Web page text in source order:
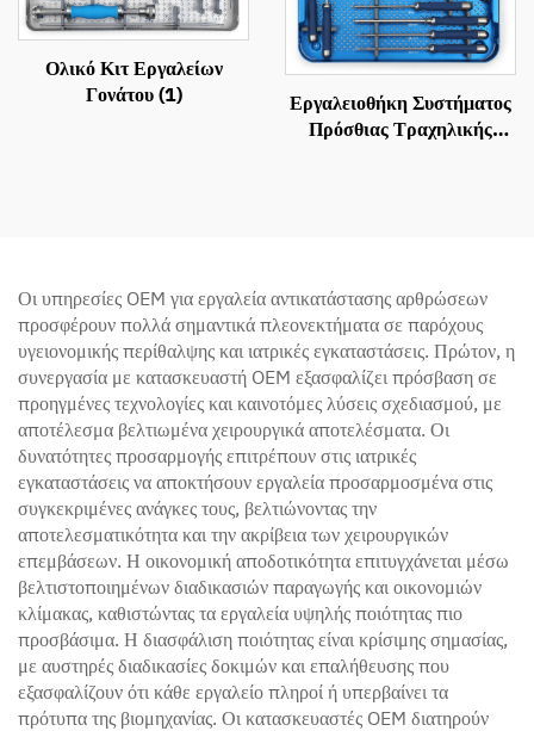
Ολικό Κιτ Εργαλείων
Γονάτου (1)
Εργαλειοθήκη Συστήματος
Πρόσθιας Τραχηλικής
Οι υπηρεσίες OEM για εργαλεία αντικατάστασης αρθρώσεων
προσφέρουν πολλά σημαντικά πλεονεκτήματα σε παρόχους
υγειονομικής περίθαλψης και ιατρικές εγκαταστάσεις. Πρώτον, η
συνεργασία με κατασκευαστή OEM εξασφαλίζει πρόσβαση σε
προηγμένες τεχνολογίες και καινοτόμες λύσεις σχεδιασμού, με
αποτέλεσμα βελτιωμένα χειρουργικά αποτελέσματα. Οι
δυνατότητες προσαρμογής επιτρέπουν στις ιατρικές
εγκαταστάσεις να αποκτήσουν εργαλεία προσαρμοσμένα στις
συγκεκριμένες ανάγκες τους, βελτιώνοντας την
αποτελεσματικότητα και την ακρίβεια των χειρουργικών
επεμβάσεων. Η οικονομική αποδοτικότητα επιτυγχάνεται μέσω
βελτιστοποιημένων διαδικασιών παραγωγής και οικονομιών
κλίμακας, καθιστώντας τα εργαλεία υψηλής ποιότητας πιο
προσβάσιμα. Η διασφάλιση ποιότητας είναι κρίσιμης σημασίας,
με αυστηρές διαδικασίες δοκιμών και επαλήθευσης που
εξασφαλίζουν ότι κάθε εργαλείο πληροί ή υπερβαίνει τα
πρότυπα της βιομηχανίας. Οι κατασκευαστές OEM διατηρούν